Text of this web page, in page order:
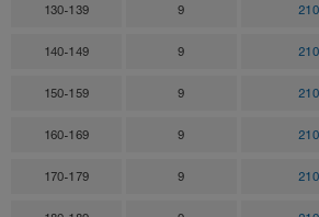
130-139 9
140-149 9
150-159 9
160-169 9
170-179 9